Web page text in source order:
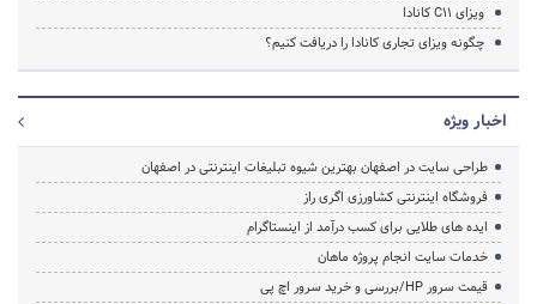
ویزای C11 کانادا
چگونه ویزای تجاری کانادا را دریافت کنیم؟
اخبار ویژه
طراحی سایت در اصفهان بهترین شیوه تبلیغات اینترنتی در اصفهان
فروشگاه اینترنتی کشاورزی اگری راز
ایده های طلایی برای کسب درآمد از اینستاگرام
خدمات سایت انجام پروژه ماهان
قیمت سرور HP/بررسی و خرید سرور اچ پی